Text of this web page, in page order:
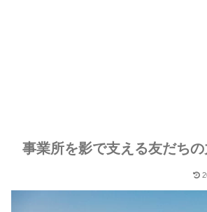
事業所を影で支える友だち